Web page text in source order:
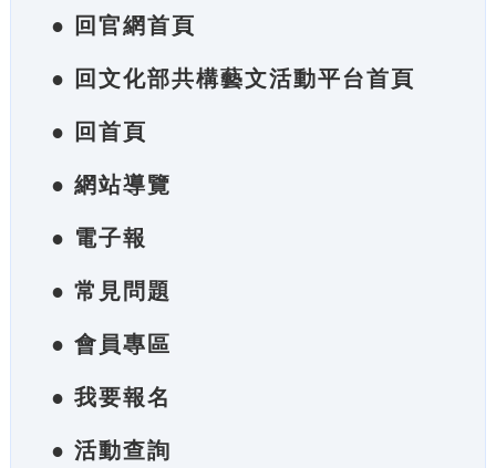
● 回官網首頁
● 回文化部共構藝文活動平台首頁
● 回首頁
● 網站導覽
● 電子報
● 常見問題
● 會員專區
● 我要報名
● 活動查詢